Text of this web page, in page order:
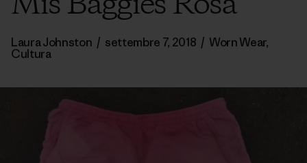
Laura Johnston / settembre 7, 2018 / Worn Wear,
Cultura